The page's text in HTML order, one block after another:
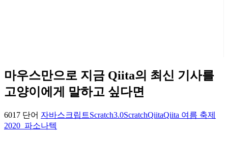
마우스만으로 지금 Qiita의 최신 기사를
고양이에게 말하고 싶다면
6017 단어 자바스크립트Scratch3.0ScratchQiitaQiita 여름 축제
2020_파소나텍